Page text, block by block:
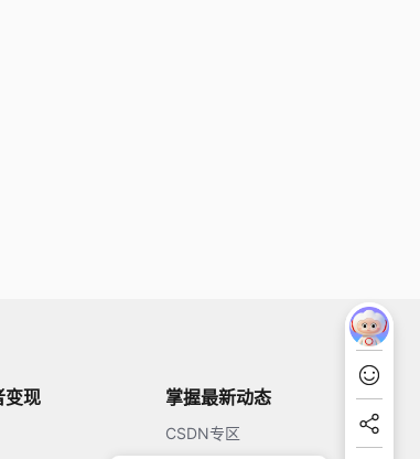
变现 掌握最新动态
CSDN专区